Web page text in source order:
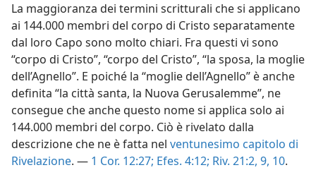
La maggioranza dei termini scritturali che si applicano
ai 144.000 membri del corpo di Cristo separatamente
dal loro Capo sono molto chiari. Fra questi vi sono
“corpo di Cristo”, “corpo del Cristo”, “la sposa, la moglie
dell’Agnello”. E poiché la “moglie dell’Agnello” è anche
definita “la città santa, la Nuova Gerusalemme”, ne
consegue che anche questo nome si applica solo ai
144.000 membri del corpo. Ciò è rivelato dalla
descrizione che ne è fatta nel ventunesimo capitolo di
Rivelazione. — 1 Cor. 12:27; Efes. 4:12; Riv. 21:2, 9, 10.